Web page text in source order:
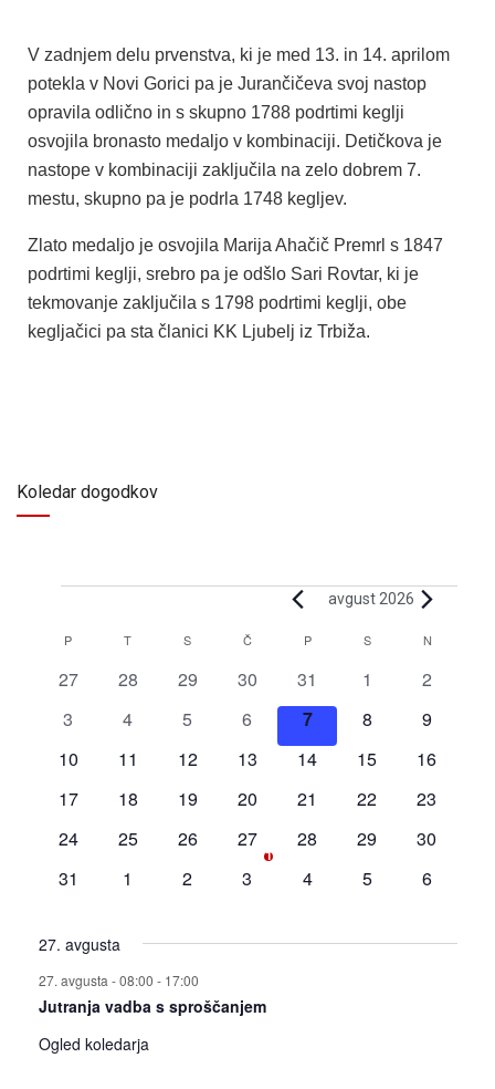
V zadnjem delu prvenstva, ki je med 13. in 14. aprilom
potekla v Novi Gorici pa je Jurančičeva svoj nastop
opravila odlično in s skupno 1788 podrtimi keglji
osvojila bronasto medaljo v kombinaciji. Detičkova je
nastope v kombinaciji zaključila na zelo dobrem 7.
mestu, skupno pa je podrla 1748 kegljev.
Zlato medaljo je osvojila Marija Ahačič Premrl s 1847
podrtimi keglji, srebro pa je odšlo Sari Rovtar, ki je
tekmovanje zaključila s 1798 podrtimi keglji, obe
kegljačici pa sta članici KK Ljubelj iz Trbiža.
Koledar dogodkov
avgust 2026
Koledar
Dogodki
P T S Č P S N
0
27
0
28
0
29
0
dogodki
30
0
dogodki
31
0
1
0
2
0
3
0
4
0
5
0
dogodki
6
0
dogodki
7
0
8
0
9
0
10
0
11
0
12
0
13
0
14
0
15
0
16
0
17
0
18
0
19
0
20
0
21
0
22
0
23
0
24
0
25
0
26
1
dogodek
27
1
0
28
0
29
0
30
0
31
0
1
0
2
0
3
0
4
0
5
0
6
27. avgusta
27. avgusta - 08:00 - 17:00
Jutranja vadba s sproščanjem
Ogled koledarja